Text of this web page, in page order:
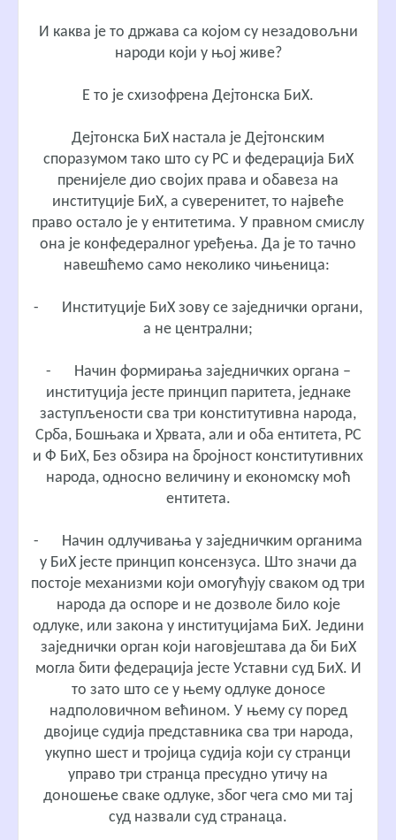
И каква је то држава са којом су незадовољни
народи који у њој живе?
Е то је схизофрена Дејтонска БиХ.
Дејтонска БиХ настала је Дејтонским
споразумом тако што су РС и федерација БиХ
пренијеле дио својих права и обавеза на
институције БиХ, а суверенитет, то највеће
право остало је у ентитетима. У правном смислу
она је конфедералног уређења. Да је то тачно
навешћемо само неколико чињеница:
-
Институције БиХ зову се заједнички органи,
а не централни;
-
Начин формирања заједничких органа –
институција јесте принцип паритета, једнаке
заступљености сва три конститутивна народа,
Срба, Бошњака и Хрвата, али и оба ентитета, РС
и Ф БиХ, Без обзира на бројност конститутивних
народа, односно величину и економску моћ
ентитета.
-
Начин одлучивања у заједничким органима
у БиХ јесте принцип консензуса. Што значи да
постоје механизми који омогућују сваком од три
народа да оспоре и не дозволе било које
одлуке, или закона у институцијама БиХ. Једини
заједнички орган који наговјештава да би БиХ
могла бити федерација јесте Уставни суд БиХ. И
то зато што се у њему одлуке доносе
надполовичном већином. У њему су поред
двојице судија представника сва три народа,
укупно шест и тројица судија који су странци
управо три странца пресудно утичу на
доношење сваке одлуке, због чега смо ми тај
суд назвали суд странаца.